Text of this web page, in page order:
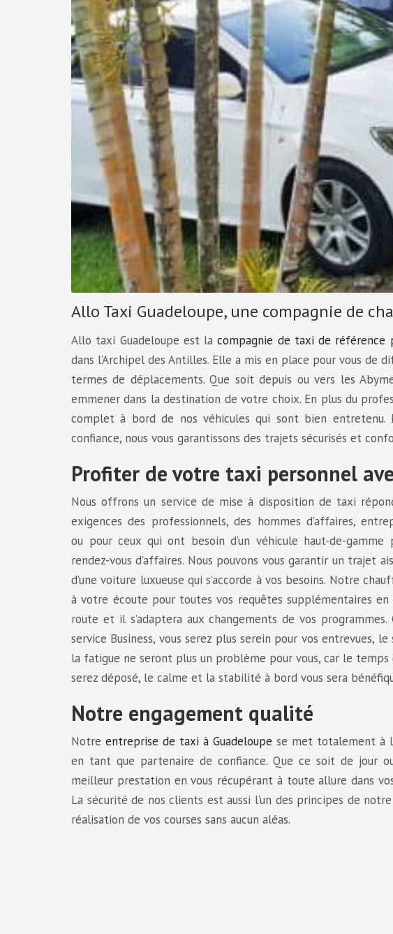
Allo Taxi Guadeloupe, une compagnie de
Allo taxi Guadeloupe est lacompagnie de taxi de référence
dans l’Archipel des Antilles. Elle a mis en place pour vous
termes de déplacements. Que soit depuis ou vers les
emmener dans la destination de votre choix. En plus du
complet à bord de nos véhicules qui sont bien entretenu.
confiance, nous vous garantissons des trajets sécurisés et
Profiter de votre taxi personnel
Nous offrons un service de mise à disposition de taxi
exigences des professionnels, des hommes d’affaires,
ou pour ceux qui ont besoin d’un véhicule haut-de-gamme
rendez-vous d’affaires. Nous pouvons vous garantir un trajet
d’une voiture luxueuse qui s’accorde à vos besoins. Notre
à votre écoute pour toutes vos requêtes supplémentaires en
route et il s’adaptera aux changements de vos programmes.
service Business, vous serez plus serein pour vos entrevues,
la fatigue ne seront plus un problème pour vous, car le temps
serez déposé, le calme et la stabilité à bord vous sera
Notre engagement qualité
Notre entreprise de taxi à Guadeloupe se met totalement à
en tant que partenaire de confiance. Que ce soit de jour
meilleur prestation en vous récupérant à toute allure dans
La sécurité de nos clients est aussi l’un des principes de
réalisation de vos courses sans aucun aléas.